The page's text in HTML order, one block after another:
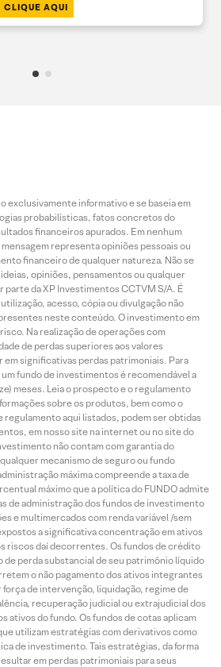
CLIQUE AQUI
exclusivamente informativo e se baseia em
probabilísticas, fatos concretos do
financeiros apurados. Em nenhum
representa opiniões pessoais ou
financeiro de qualquer natureza. Não se
opiniões, pensamentos ou qualquer
da XP Investimentos CCTVM S/A. É
acesso, cópia ou divulgação não
neste conteúdo. O investimento em
Na realização de operações com
de perdas superiores aos valores
significativas perdas patrimoniais. Para
fundo de investimentos é recomendável a
meses. Leia o prospecto e o regulamento
sobre os produtos, bem como o
regulamento aqui listados, podem ser obtidas
em nosso site na internet ou no site do
não contam com garantia do
mecanismo de seguro ou fundo
máxima compreende a taxa de
máximo que a política do FUNDO admite
de administração dos fundos de investimento
e multimercados com renda variável /sem
a significativa concentração em ativos
riscos daí decorrentes. Os fundos de crédito
de perda substancial de seu patrimônio líquido
o não pagamento dos ativos integrantes
de intervenção, liquidação, regime de
recuperação judicial ou extrajudicial dos
ativos do fundo. Os fundos de cotas aplicam
utilizam estratégias com derivativos como
de investimento. Tais estratégias, da forma
em perdas patrimoniais para seus